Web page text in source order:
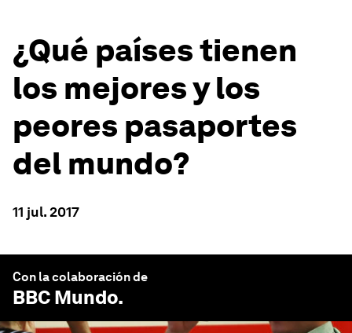
¿Qué países tienen
los mejores y los
peores pasaportes
del mundo?
11 jul. 2017
Con la colaboración de
BBC Mundo.